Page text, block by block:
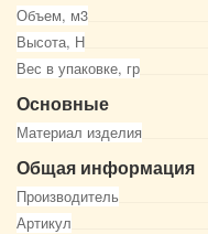
Объем, м3
Высота, Н
Вес в упаковке, гр
Основные
Материал изделия
Общая информация
Производитель
Артикул